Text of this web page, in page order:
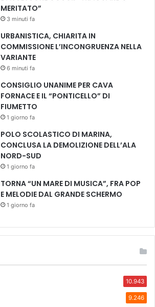
MERITATO”
3 minuti fa
URBANISTICA, CHIARITA IN
COMMISSIONE L’INCONGRUENZA NELLA
VARIANTE
6 minuti fa
CONSIGLIO UNANIME PER CAVA
FORNACE E IL “PONTICELLO” DI
FIUMETTO
1 giorno fa
POLO SCOLASTICO DI MARINA,
CONCLUSA LA DEMOLIZIONE DELL’ALA
NORD-SUD
1 giorno fa
TORNA “UN MARE DI MUSICA”, FRA POP
E MELODIE DAL GRANDE SCHERMO
1 giorno fa
10.943
9.246